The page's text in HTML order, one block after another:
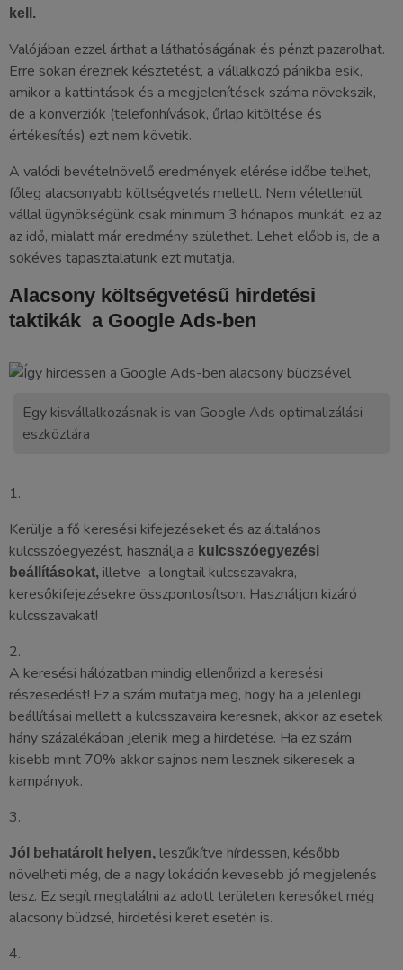
kell.
Valójában ezzel árthat a láthatóságának és pénzt pazarolhat.
Erre sokan éreznek késztetést, a vállalkozó pánikba esik,
amikor a kattintások és a megjelenítések száma növekszik,
de a konverziók (telefonhívások, űrlap kitöltése és
értékesítés) ezt nem követik.
A valódi bevételnövelő eredmények elérése időbe telhet,
főleg alacsonyabb költségvetés mellett. Nem véletlenül
vállal ügynökségünk csak minimum 3 hónapos munkát, ez az
az idő, mialatt már eredmény születhet. Lehet előbb is, de a
sokéves tapasztalatunk ezt mutatja.
Alacsony költségvetésű hirdetési
taktikák a Google Ads-ben
Egy kisvállalkozásnak is van Google Ads optimalizálási
eszköztára
1.
Kerülje a fő keresési kifejezéseket és az általános
kulcsszóegyezést, használja a kulcsszóegyezési
beállításokat, illetve a longtail kulcsszavakra,
keresőkifejezésekre összpontosítson. Használjon kizáró
kulcsszavakat!
2.
A keresési hálózatban mindig ellenőrizd a keresési
részesedést! Ez a szám mutatja meg, hogy ha a jelenlegi
beállításai mellett a kulcsszavaira keresnek, akkor az esetek
hány százalékában jelenik meg a hirdetése. Ha ez szám
kisebb mint 70% akkor sajnos nem lesznek sikeresek a
kampányok.
3.
Jól behatárolt helyen, leszűkítve hírdessen, később
növelheti még, de a nagy lokáción kevesebb jó megjelenés
lesz. Ez segít megtalálni az adott területen keresőket még
alacsony büdzsé, hirdetési keret esetén is.
4.